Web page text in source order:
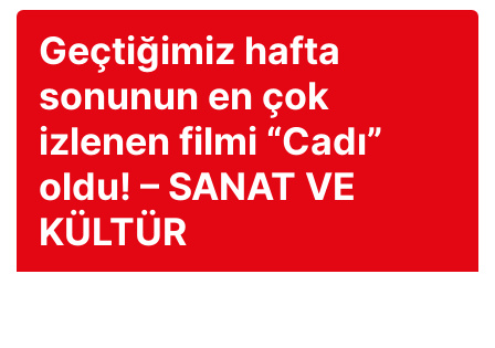
Geçtiğimiz hafta
sonunun en çok
izlenen filmi “Cadı”
oldu! – SANAT VE
KÜLTÜR